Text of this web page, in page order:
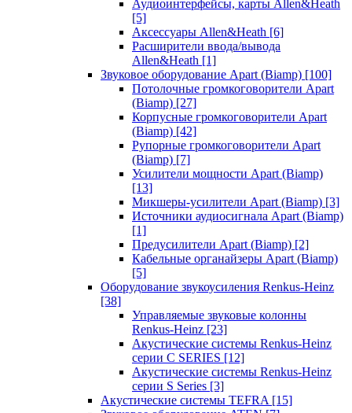
Аудиоинтерфейсы, карты Allen&Heath
[5]
Аксессуары Allen&Heath [6]
Расширители ввода/вывода
Allen&Heath [1]
Звуковое оборудование Apart (Biamp) [100]
Потолочные громкоговорители Apart
(Biamp) [27]
Корпусные громкоговорители Apart
(Biamp) [42]
Рупорные громкоговорители Apart
(Biamp) [7]
Усилители мощности Apart (Biamp)
[13]
Микшеры-усилители Apart (Biamp) [3]
Источники аудиосигнала Apart (Biamp)
[1]
Предусилители Apart (Biamp) [2]
Кабельные органайзеры Apart (Biamp)
[5]
Оборудование звукоусиления Renkus-Heinz
[38]
Управляемые звуковые колонны
Renkus-Heinz [23]
Акустические системы Renkus-Heinz
серии C SERIES [12]
Акустические системы Renkus-Heinz
серии S Series [3]
Акустические системы TEFRA [15]